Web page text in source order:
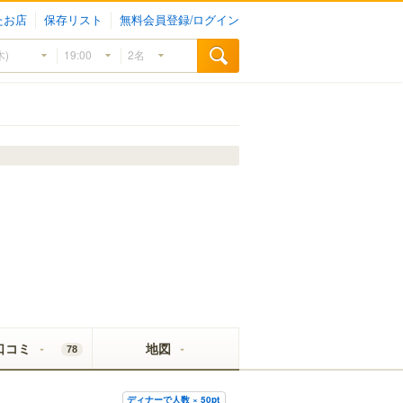
お店 保存リスト 無料会員登録/ログイン
コミ 78 地図
ディナーで人数 × 50pt